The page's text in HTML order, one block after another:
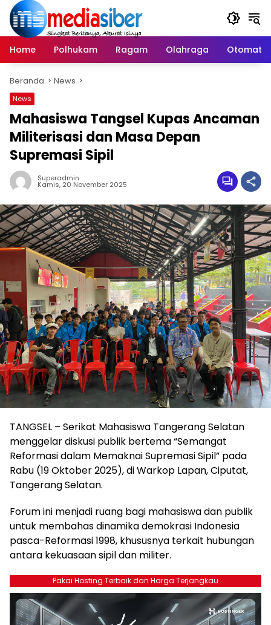
Langsung
konten
Home
Polhukam Ragam Olahraga Otomatif
Beranda News
News
Mahasiswa Tangsel Kupas Ancaman
Militerisasi dan Masa Depan
Supremasi Sipil
Superadmin
Kamis, 20 November 2025
TANGSEL – Serikat Mahasiswa Tangerang Selatan
menggelar diskusi publik bertema “Semangat
Reformasi dalam Memaknai Supremasi Sipil” pada
Rabu (19 Oktober 2025), di Warkop Lapan, Ciputat,
Tangerang Selatan.
Forum ini menjadi ruang bagi mahasiswa dan publik
untuk membahas dinamika demokrasi Indonesia
pasca-Reformasi 1998, khususnya terkait hubungan
antara kekuasaan sipil dan militer.
Pakai Hosting Terbaik dan Harga Terjangkau